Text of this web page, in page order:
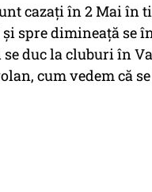
cazați în 2 Mai în
spre dimineață se
duc la cluburi în
cum vedem că